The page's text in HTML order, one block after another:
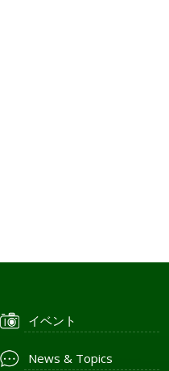
イベント
News & Topics